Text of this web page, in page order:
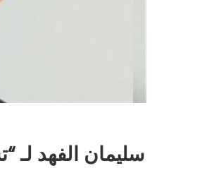
سليمان الفهد لـ